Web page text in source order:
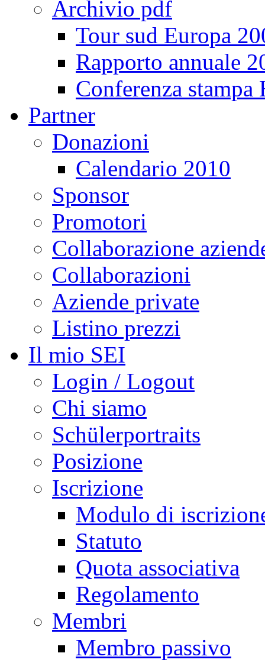
Archivio pdf
Tour sud Europa
Rapporto annuale
Conferenza
Partner
Donazioni
Calendario 2010
Sponsor
Promotori
Collaborazione
Collaborazioni
Aziende private
Listino prezzi
Il mio SEI
Login / Logout
Chi siamo
Schülerportraits
Posizione
Iscrizione
Modulo di
Statuto
Quota associativa
Regolamento
Membri
Membro passivo